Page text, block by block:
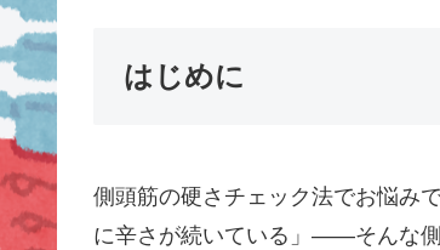
はじめに
側頭筋の硬さチェック法でお悩み
に辛さが続いている」——そんな